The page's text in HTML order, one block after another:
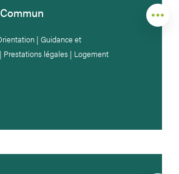
| Guidance et
Prestations légales | Logement